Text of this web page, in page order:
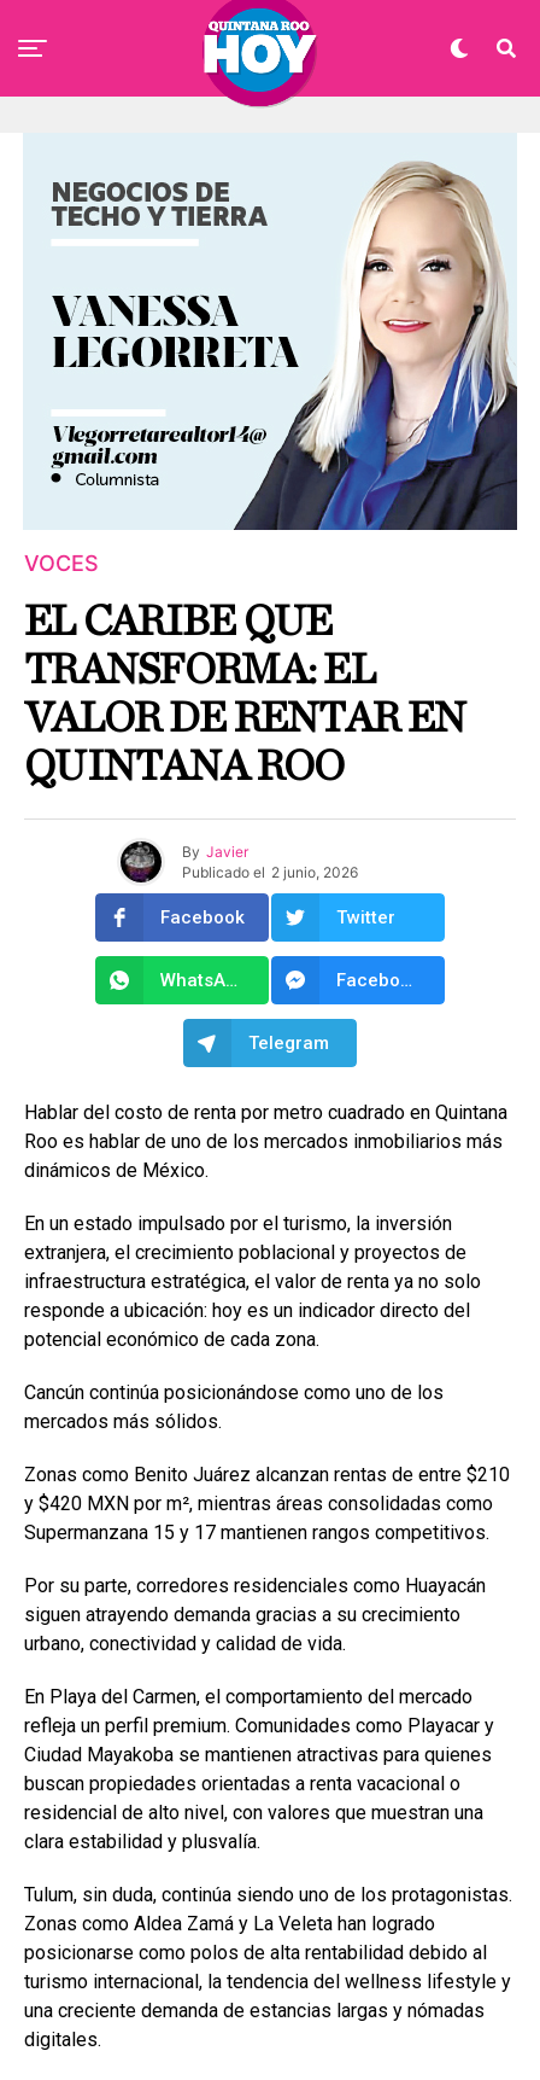
VOCES
EL CARIBE QUE
TRANSFORMA: EL
VALOR DE RENTAR EN
QUINTANA ROO
By Javier
Publicado el 2 junio, 2026
Facebook Twitter
WhatsApp Facebook Messenger
Telegram
Hablar del costo de renta por metro cuadrado en Quintana
Roo es hablar de uno de los mercados inmobiliarios más
dinámicos de México.
En un estado impulsado por el turismo, la inversión
extranjera, el crecimiento poblacional y proyectos de
infraestructura estratégica, el valor de renta ya no solo
responde a ubicación: hoy es un indicador directo del
potencial económico de cada zona.
Cancún continúa posicionándose como uno de los
mercados más sólidos.
Zonas como Benito Juárez alcanzan rentas de entre $210
y $420 MXN por m², mientras áreas consolidadas como
Supermanzana 15 y 17 mantienen rangos competitivos.
Por su parte, corredores residenciales como Huayacán
siguen atrayendo demanda gracias a su crecimiento
urbano, conectividad y calidad de vida.
En Playa del Carmen, el comportamiento del mercado
refleja un perfil premium. Comunidades como Playacar y
Ciudad Mayakoba se mantienen atractivas para quienes
buscan propiedades orientadas a renta vacacional o
residencial de alto nivel, con valores que muestran una
clara estabilidad y plusvalía.
Tulum, sin duda, continúa siendo uno de los protagonistas.
Zonas como Aldea Zamá y La Veleta han logrado
posicionarse como polos de alta rentabilidad debido al
turismo internacional, la tendencia del wellness lifestyle y
una creciente demanda de estancias largas y nómadas
digitales.